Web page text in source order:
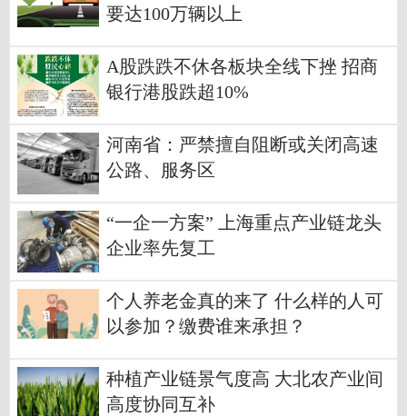
要达100万辆以上
A股跌跌不休各板块全线下挫 招商
银行港股跌超10%
河南省：严禁擅自阻断或关闭高速
公路、服务区
“一企一方案” 上海重点产业链龙头
企业率先复工
个人养老金真的来了 什么样的人可
以参加？缴费谁来承担？
种植产业链景气度高 大北农产业间
高度协同互补